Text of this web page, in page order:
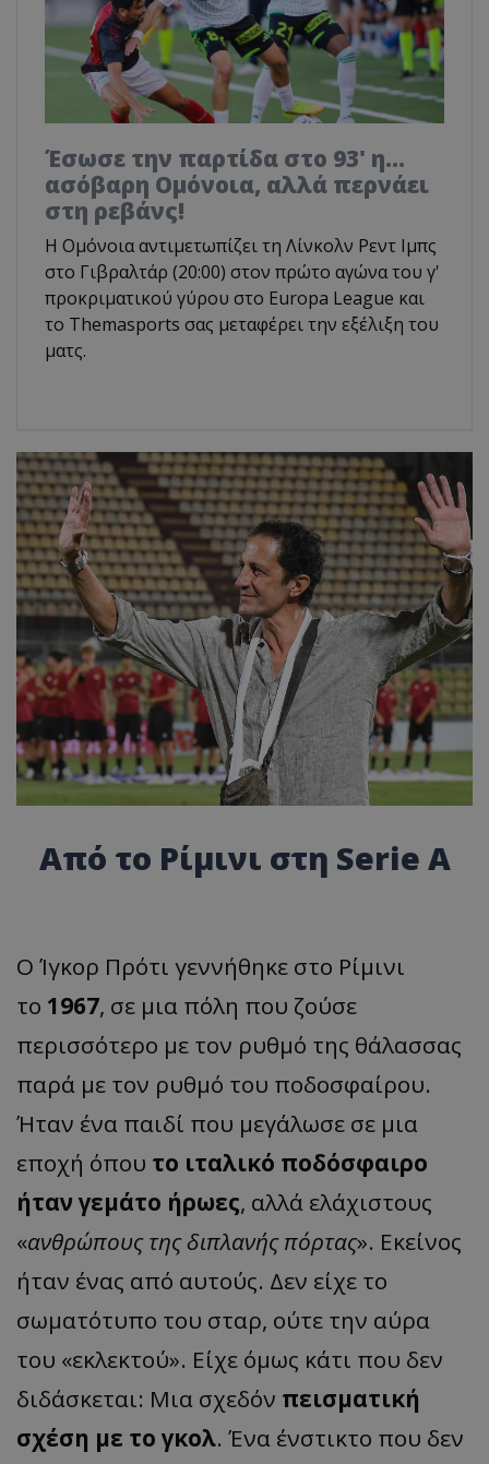
Έσωσε την παρτίδα στο 93' η...
ασόβαρη Ομόνοια, αλλά περνάει
στη ρεβάνς!
Η Ομόνοια αντιμετωπίζει τη Λίνκολν Ρεντ Ιμπς
στο Γιβραλτάρ (20:00) στον πρώτο αγώνα του γ'
προκριματικού γύρου στο Europa League και
το Τhemasports σας μεταφέρει την εξέλιξη του
ματς.
Από το Ρίμινι στη Serie A
Ο Ίγκορ Πρότι γεννήθηκε στο Ρίμινι
το 1967, σε μια πόλη που ζούσε
περισσότερο με τον ρυθμό της θάλασσας
παρά με τον ρυθμό του ποδοσφαίρου.
Ήταν ένα παιδί που μεγάλωσε σε μια
εποχή όπου το ιταλικό ποδόσφαιρο
ήταν γεμάτο ήρωες, αλλά ελάχιστους
«ανθρώπους της διπλανής πόρτας». Εκείνος
ήταν ένας από αυτούς. Δεν είχε το
σωματότυπο του σταρ, ούτε την αύρα
του «εκλεκτού». Είχε όμως κάτι που δεν
διδάσκεται: Μια σχεδόν πεισματική
σχέση με το γκολ. Ένα ένστικτο που δεν